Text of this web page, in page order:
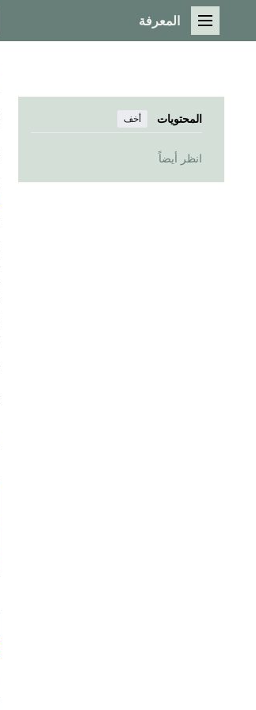
القائمة الرئيسية
المعرفة
المحتويات أخف
انظر أيضاً